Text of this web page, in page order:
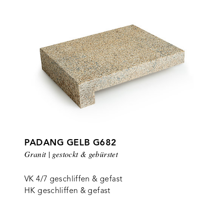
PADANG GELB G682
Granit | gestockt & gebürstet
VK 4/7 geschliffen & gefast
HK geschliffen & gefast